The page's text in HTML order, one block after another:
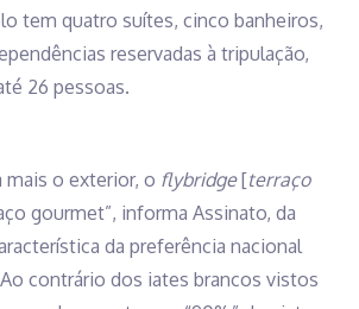
tem quatro suítes, cinco banheiros,
reservadas à tripulação,
26 pessoas.
mais o exterior, o flybridge[terraço
gourmet”, informa Assinato, da
da preferência nacional
contrário dos iates brancos vistos